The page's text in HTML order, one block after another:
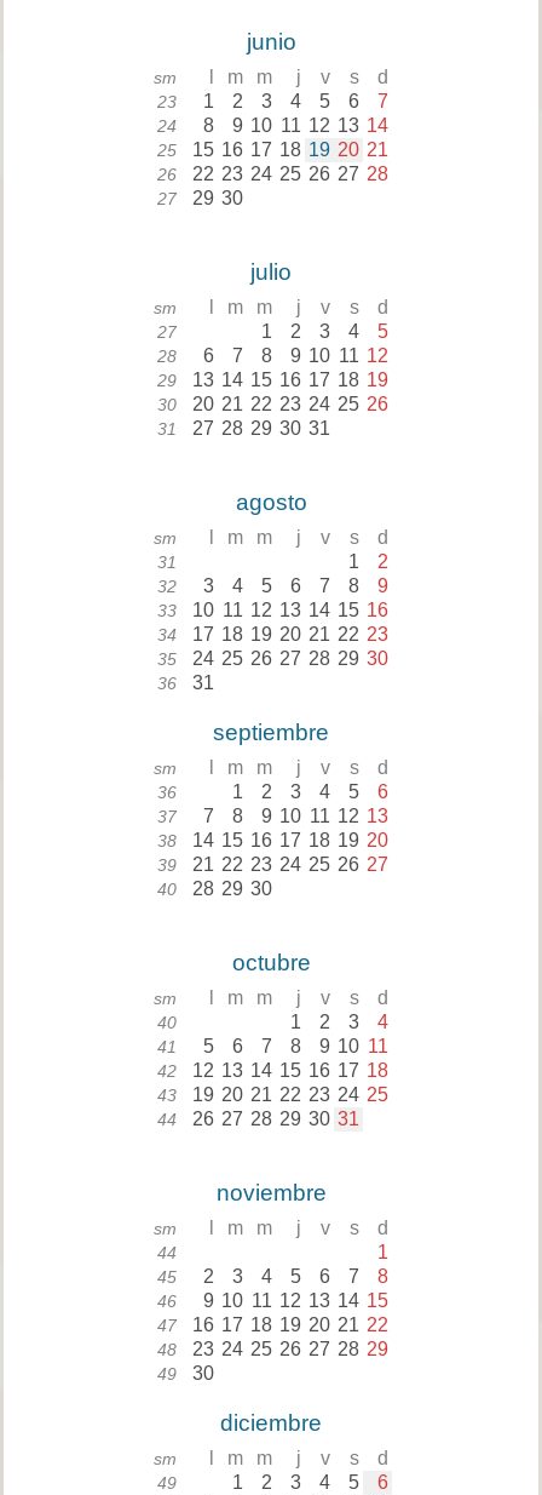
junio
sm m m j v s d
23 1 2 3 4 5 6 7
24 8 9 10 11 12 13 14
25 15 16 17 18 19 20 21
26 22 23 24 25 26 27 28
27 29 30
julio
sm m m j v s d
27 1 2 3 4 5
28 6 7 8 9 10 11 12
29 13 14 15 16 17 18 19
30 20 21 22 23 24 25 26
31 27 28 29 30 31
agosto
sm m m j v s d
31 1 2
32 3 4 5 6 7 8 9
33 10 11 12 13 14 15 16
34 17 18 19 20 21 22 23
35 24 25 26 27 28 29 30
36 31
septiembre
sm m m j v s d
36 1 2 3 4 5 6
37 7 8 9 10 11 12 13
38 14 15 16 17 18 19 20
39 21 22 23 24 25 26 27
40 28 29 30
octubre
sm m m j v s d
40 1 2 3 4
41 5 6 7 8 9 10 11
42 12 13 14 15 16 17 18
43 19 20 21 22 23 24 25
44 26 27 28 29 30 31
noviembre
sm m m j v s d
44 1
45 2 3 4 5 6 7 8
46 9 10 11 12 13 14 15
47 16 17 18 19 20 21 22
48 23 24 25 26 27 28 29
49 30
diciembre
sm m m j v s d
49 1 2 3 4 5 6